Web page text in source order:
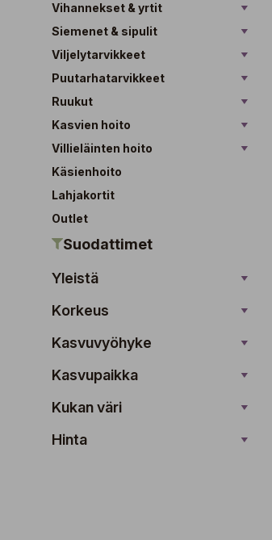
Vihannekset & yrtit
Siemenet & sipulit
Viljelytarvikkeet
Puutarhatarvikkeet
Ruukut
Kasvien hoito
Villieläinten hoito
Käsienhoito
Lahjakortit
Outlet
Suodattimet
Yleistä
Korkeus
Kasvuvyöhyke
Kasvupaikka
Kukan väri
Hinta